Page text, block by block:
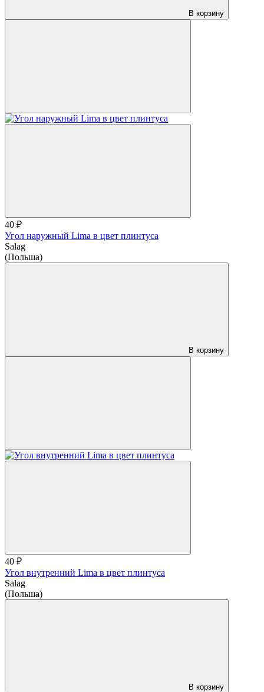
В корзину
40 ₽
Угол наружный Lima в цвет плинтуса
Salag
(Польша)
В корзину
40 ₽
Угол внутренний Lima в цвет плинтуса
Salag
(Польша)
В корзину